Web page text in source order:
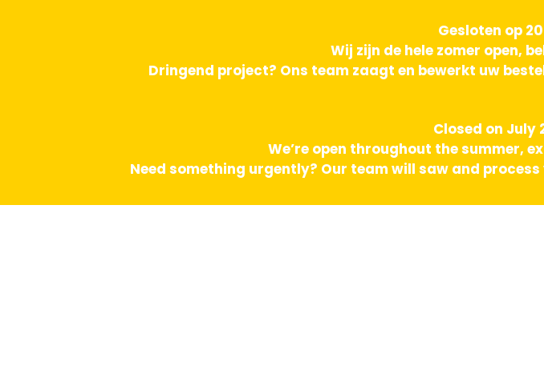
Gesloten op
Wij zijn de hele zomer open,
Dringend project? Ons team zaagt en bewerkt uw
Closed on July
We’re open throughout the summer,
Need something urgently? Our team will saw and